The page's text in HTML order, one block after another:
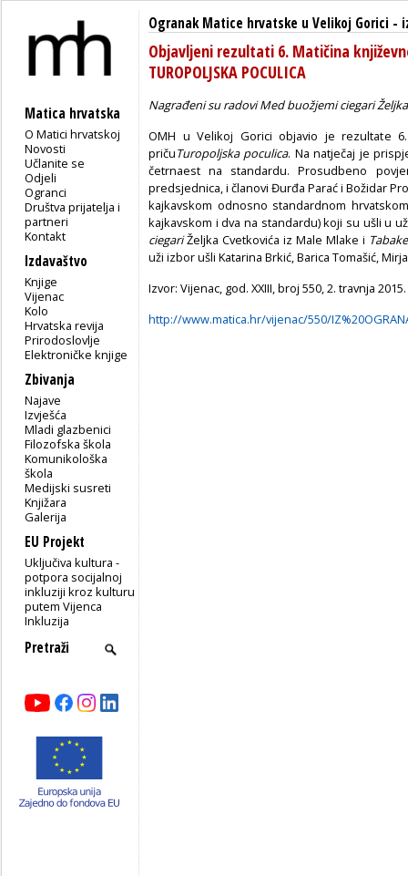
Matica hrvatska
O Matici hrvatskoj
Novosti
Učlanite se
Odjeli
Ogranci
Društva prijatelja i
partneri
Kontakt
Izdavaštvo
Knjige
Vijenac
Kolo
Hrvatska revija
Prirodoslovlje
Elektroničke knjige
Zbivanja
Najave
Izvješća
Mladi glazbenici
Filozofska škola
Komunikološka
škola
Medijski susreti
Knjižara
Galerija
EU Projekt
Uključiva kultura -
potpora socijalnoj
inkluziji kroz kulturu
putem Vijenca
Inkluzija
Ogranak Matice hrvatske u Velikoj Gorici -
Objavljeni rezultati 6. Matičina
TUROPOLJSKA POCULICA
Nagrađeni su radoviMed buožjemi ciegari
OMH u Velikoj Gorici objavio je rezultate
pričuTuropoljska poculica. Na natječaj je
četrnaest na standardu. Prosudbeno
predsjednica, i članovi Đurđa Parać i Božidar
kajkavskom odnosno standardnom
kajkavskom i dva na standardu) koji su ušli u
ciegariŽeljka Cvetkovića iz Male Mlake i
uži izbor ušli Katarina Brkić, Barica Tomašić,
Izvor: Vijenac, god. XXIII, broj 550, 2. travnja 2015.
http://www.matica.hr/vijenac/550/